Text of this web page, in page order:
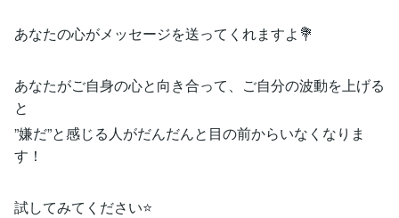
あなたの心がメッセージを送ってくれますよ💐
あなたがご自身の心と向き合って、ご自分の波動を上げる
と
”嫌だ”と感じる人がだんだんと目の前からいなくなりま
す！
試してみてください⭐️